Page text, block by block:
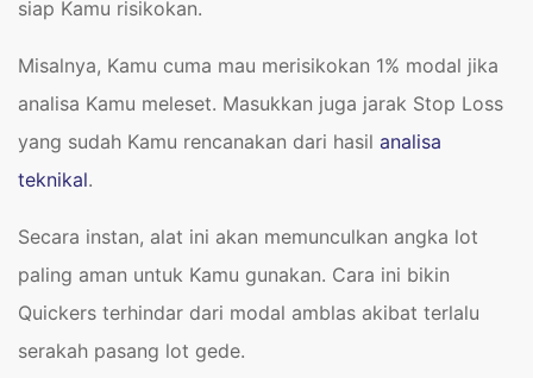
siap Kamu risikokan.
Misalnya, Kamu cuma mau merisikokan 1% modal jika
analisa Kamu meleset. Masukkan juga jarak Stop Loss
yang sudah Kamu rencanakan dari hasil analisa
teknikal.
Secara instan, alat ini akan memunculkan angka lot
paling aman untuk Kamu gunakan. Cara ini bikin
Quickers terhindar dari modal amblas akibat terlalu
serakah pasang lot gede.